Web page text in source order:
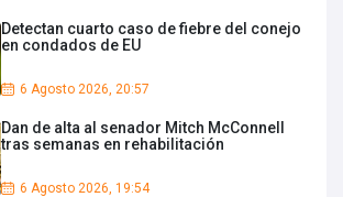
Detectan cuarto caso de fiebre del conejo
en condados de EU
6 Agosto 2026, 20:57
Dan de alta al senador Mitch McConnell
tras semanas en rehabilitación
6 Agosto 2026, 19:54